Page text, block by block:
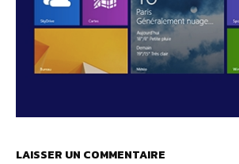
LAISSER UN COMMENTAIRE